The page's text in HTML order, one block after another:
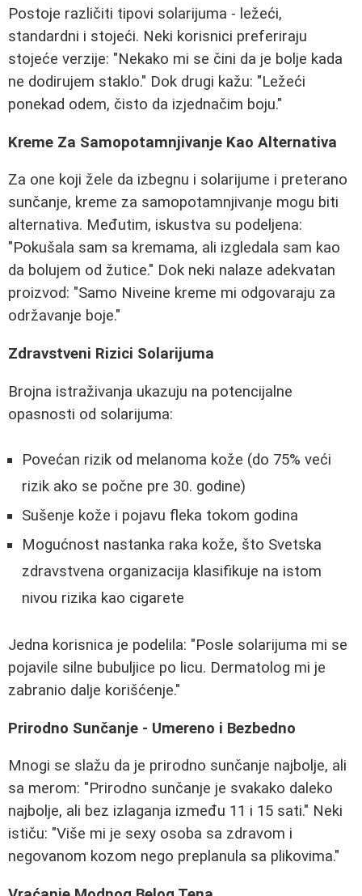
Postoje različiti tipovi solarijuma - ležeći,
standardni i stojeći. Neki korisnici preferiraju
stojeće verzije: "Nekako mi se čini da je bolje kada
ne dodirujem staklo." Dok drugi kažu: "Ležeći
ponekad odem, čisto da izjednačim boju."
Kreme Za Samopotamnjivanje Kao Alternativa
Za one koji žele da izbegnu i solarijume i preterano
sunčanje, kreme za samopotamnjivanje mogu biti
alternativa. Međutim, iskustva su podeljena:
"Pokušala sam sa kremama, ali izgledala sam kao
da bolujem od žutice." Dok neki nalaze adekvatan
proizvod: "Samo Niveine kreme mi odgovaraju za
održavanje boje."
Zdravstveni Rizici Solarijuma
Brojna istraživanja ukazuju na potencijalne
opasnosti od solarijuma:
Povećan rizik od melanoma kože (do 75% veći
rizik ako se počne pre 30. godine)
Sušenje kože i pojavu fleka tokom godina
Mogućnost nastanka raka kože, što Svetska
zdravstvena organizacija klasifikuje na istom
nivou rizika kao cigarete
Jedna korisnica je podelila: "Posle solarijuma mi se
pojavile silne bubuljice po licu. Dermatolog mi je
zabranio dalje korišćenje."
Prirodno Sunčanje - Umereno i Bezbedno
Mnogi se slažu da je prirodno sunčanje najbolje, ali
sa merom: "Prirodno sunčanje je svakako daleko
najbolje, ali bez izlaganja između 11 i 15 sati." Neki
ističu: "Više mi je sexy osoba sa zdravom i
negovanom kozom nego preplanula sa plikovima."